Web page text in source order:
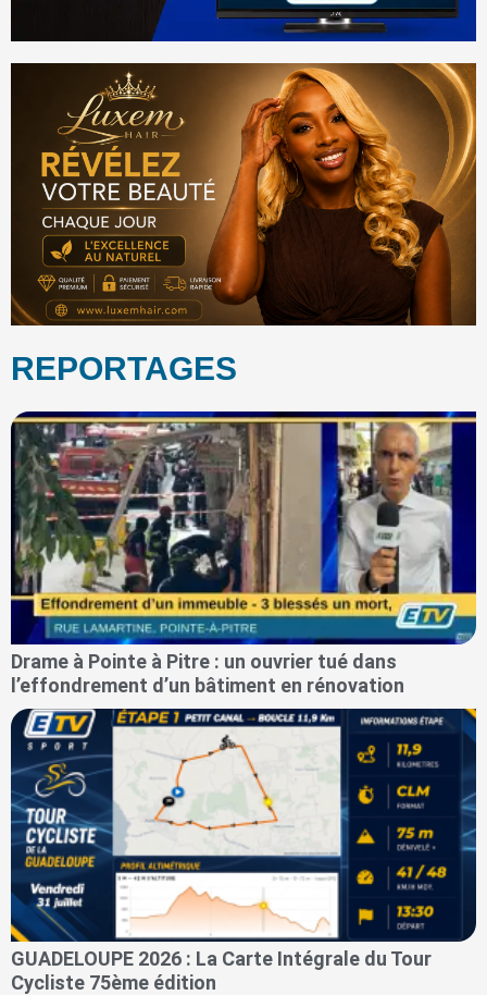
REPORTAGES
Drame à Pointe à Pitre : un ouvrier tué dans
l’effondrement d’un bâtiment en rénovation
GUADELOUPE 2026 : La Carte Intégrale du Tour
Cycliste 75ème édition